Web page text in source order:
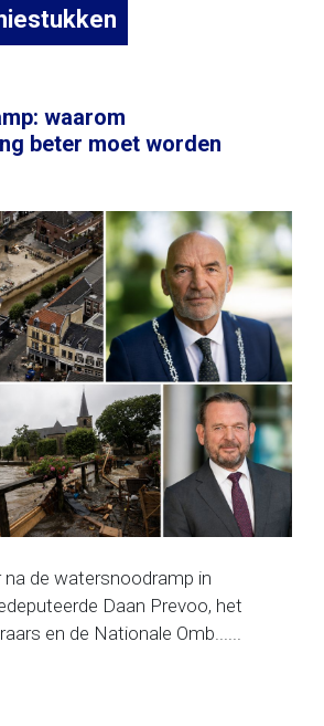
waarom
beter moet worden
na de watersnoodramp in
Daan Prevoo, het
en de Nationale Omb......